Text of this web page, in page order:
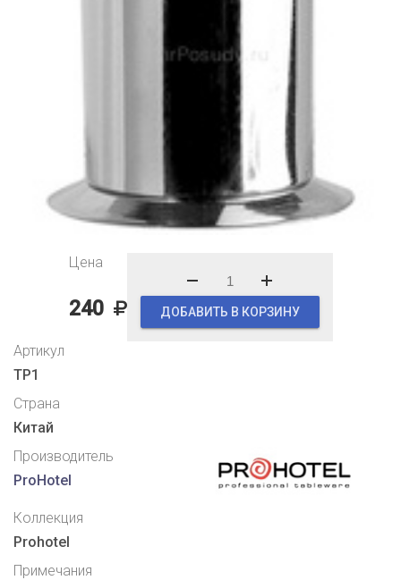
Цена
240 ДОБАВИТЬ В КОРЗИНУ
Артикул
TP1
Страна
Китай
Производитель
ProHotel
Коллекция
Prohotel
Примечания